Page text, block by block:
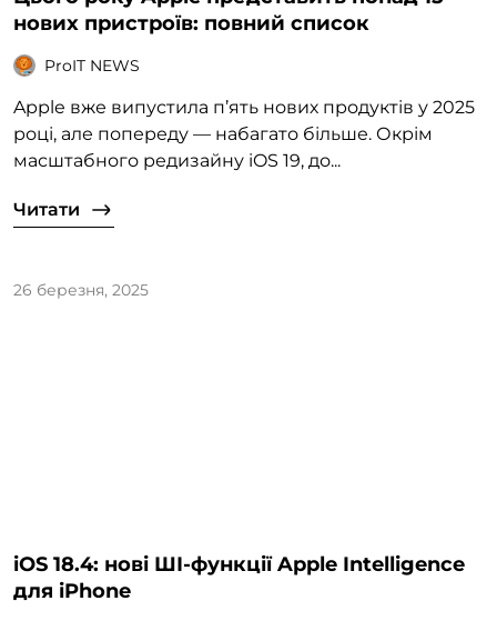
нових пристроїв: повний список
ProIT NEWS
Apple вже випустила п’ять нових продуктів у 2025
році, але попереду — набагато більше. Окрім
масштабного редизайну iOS 19, до...
Читати
26 березня, 2025
iOS 18.4: нові ШІ-функції Apple Intelligence
для iPhone